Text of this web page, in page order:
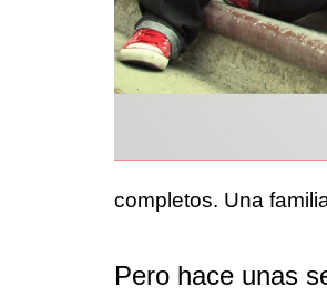
completos. Una
Pero hace unas